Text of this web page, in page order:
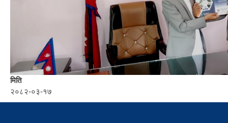
मिति
२०८२-०३-१७